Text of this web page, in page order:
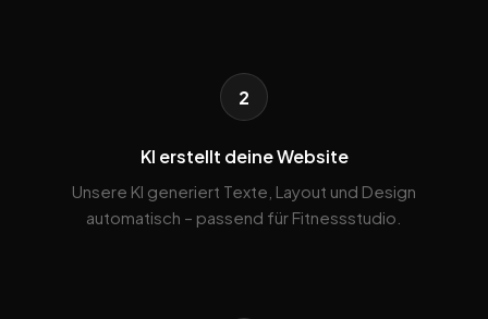
2
KI erstellt deine Website
Unsere KI generiert Texte, Layout und Design
automatisch – passend für Fitnessstudio.